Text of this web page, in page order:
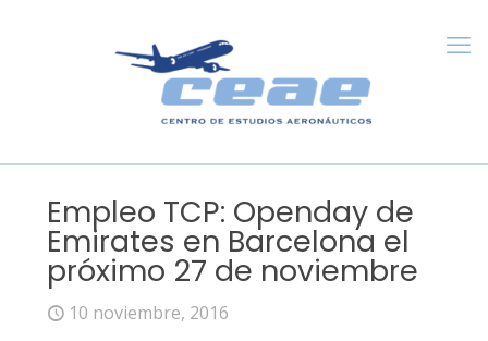
Empleo TCP: Openday de
Emirates en Barcelona el
próximo 27 de noviembre
10 noviembre, 2016